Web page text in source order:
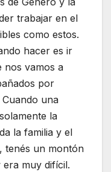
trabajar en el
como estos.
hacer es ir
nos vamos a
por
Cuando una
la
la familia y el
tenés un montón
muy difícil.